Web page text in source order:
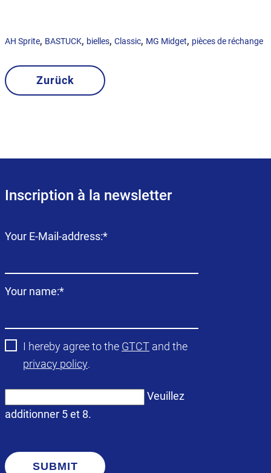
AH Sprite, BASTUCK, bielles, Classic, MG Midget, pièces de réchange
Zurück
Inscription à la newsletter
Champ
Your E-Mail-address:*
Champ
Your name:*
I hereby agree to the GTCT and the
privacy policy.
Veuillez
additionner 5 et 8.
SUBMIT